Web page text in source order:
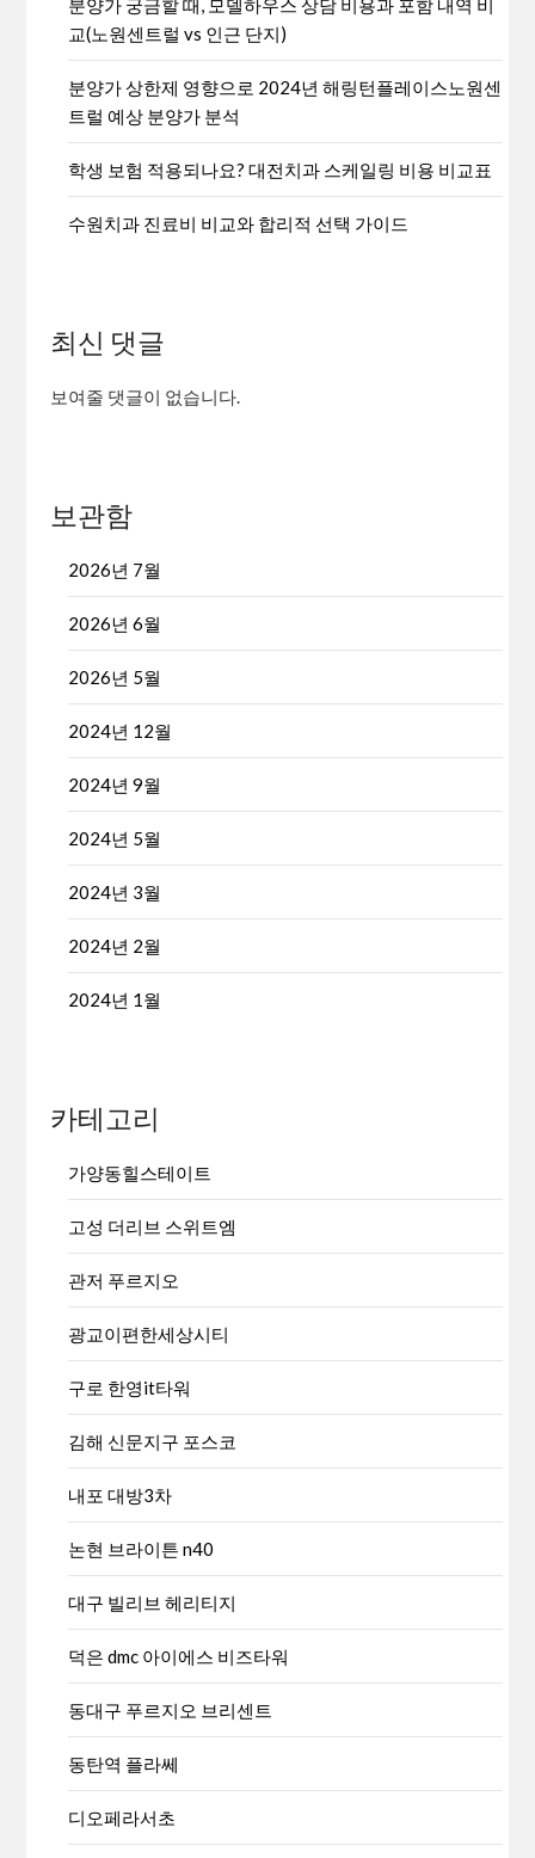
교(노원센트럴 vs 인근 단지)
분양가 상한제 영향으로 2024년 해링턴플레이스노원센
트럴 예상 분양가 분석
학생 보험 적용되나요? 대전치과 스케일링 비용 비교표
수원치과 진료비 비교와 합리적 선택 가이드
최신 댓글
보여줄 댓글이 없습니다.
보관함
2026년 7월
2026년 6월
2026년 5월
2024년 12월
2024년 9월
2024년 5월
2024년 3월
2024년 2월
2024년 1월
카테고리
가양동힐스테이트
고성 더리브 스위트엠
관저 푸르지오
광교이편한세상시티
구로 한영it타워
김해 신문지구 포스코
내포 대방3차
논현 브라이튼 n40
대구 빌리브 헤리티지
덕은 dmc 아이에스 비즈타워
동대구 푸르지오 브리센트
동탄역 플라쎄
디오페라서초